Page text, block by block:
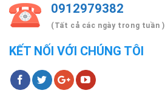
0912979382
(Tất cả các ngày trong tuần )
KẾT NỐI VỚI CHÚNG TÔI